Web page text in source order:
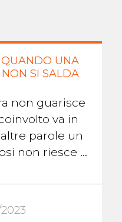
UNA
SI SALDA
non guarisce
va in
parole un
non riesce a